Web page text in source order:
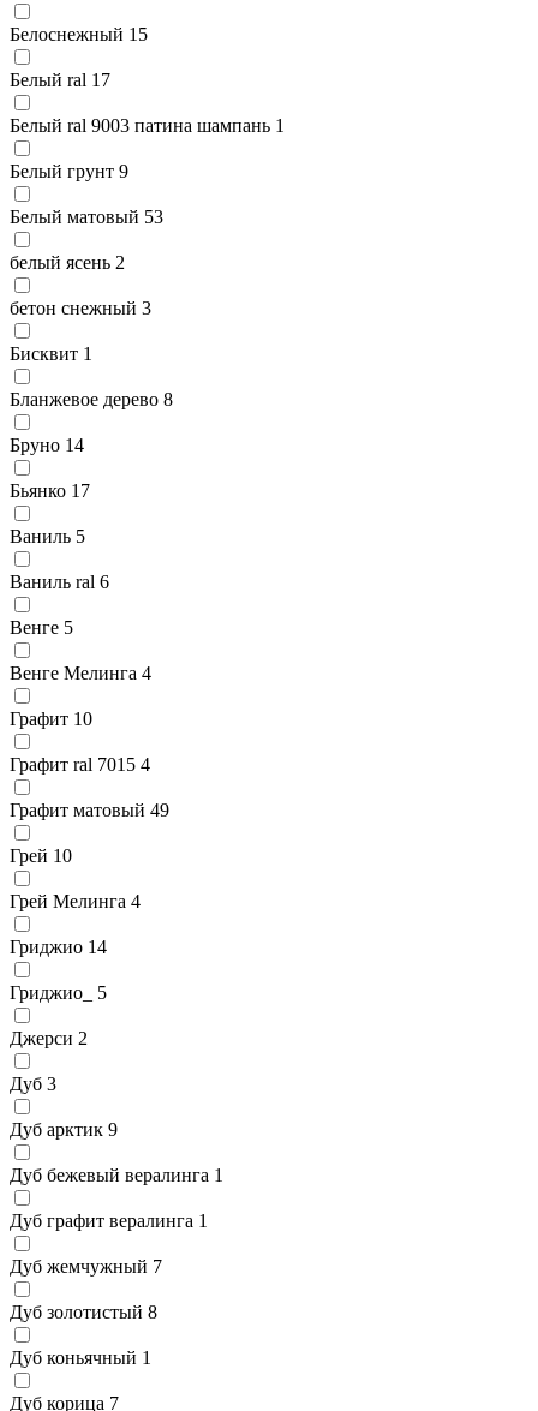
Белоснежный 15
Белый ral 17
Белый ral 9003 патина шампань 1
Белый грунт 9
Белый матовый 53
белый ясень 2
бетон снежный 3
Бисквит 1
Бланжевое дерево 8
Бруно 14
Бьянко 17
Ваниль 5
Ваниль ral 6
Венге 5
Венге Мелинга 4
Графит 10
Графит ral 7015 4
Графит матовый 49
Грей 10
Грей Мелинга 4
Гриджио 14
Гриджио_ 5
Джерси 2
Дуб 3
Дуб арктик 9
Дуб бежевый вералинга 1
Дуб графит вералинга 1
Дуб жемчужный 7
Дуб золотистый 8
Дуб коньячный 1
Дуб корица 7